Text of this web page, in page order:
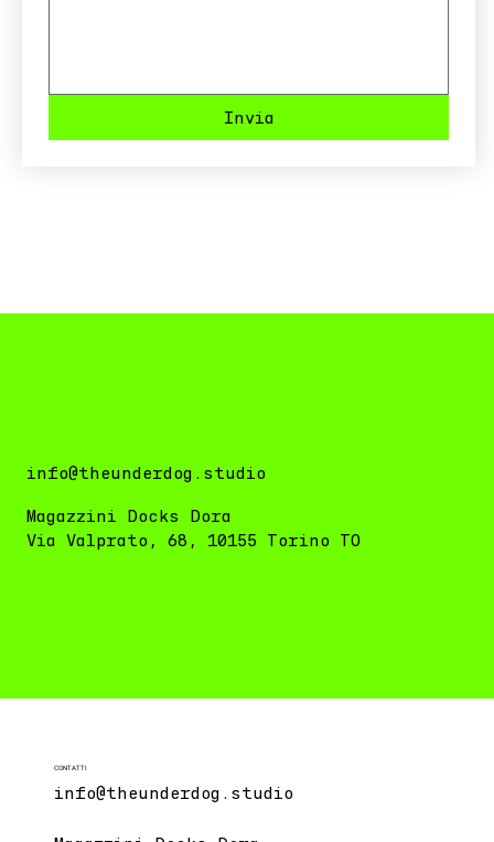
Invia
info@theunderdog.studio
Magazzini Docks Dora
Via Valprato, 68, 10155 Torino TO
CONTATTI
info@theunderdog.studio